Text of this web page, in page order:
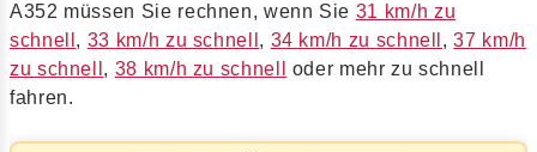
A352 müssen Sie rechnen, wenn Sie 31 km/h zu
schnell , 33 km/h zu schnell , 34 km/h zu schnell ,37 km/h
zu schnell , 38 km/h zu schnell
oder mehr zu schnell
fahren.